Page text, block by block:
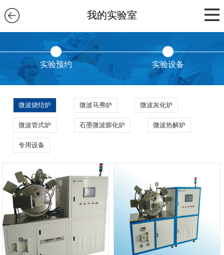
我的实验室
实验预约 实验设备
微波烧结炉 微波马弗炉 微波灰化炉
微波管式炉 石墨微波膨化炉 微波热解炉
专用设备